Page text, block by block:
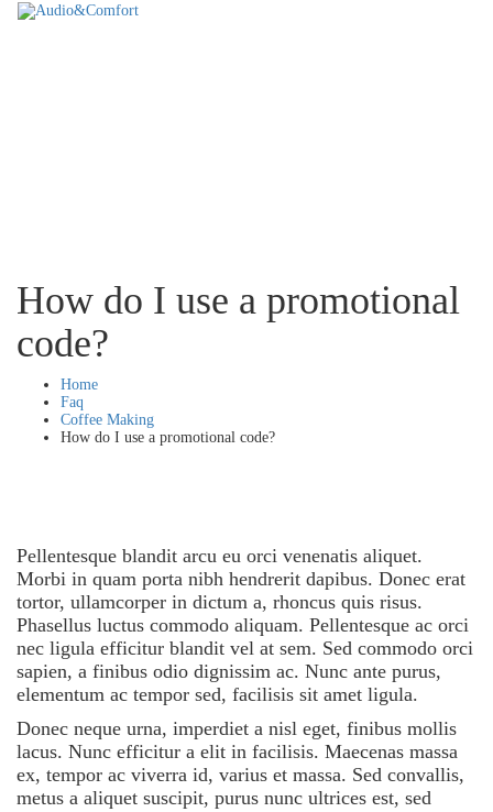
How do I use a promotional
code?
Home
Faq
Coffee Making
How do I use a promotional code?
Pellentesque blandit arcu eu orci venenatis aliquet.
Morbi in quam porta nibh hendrerit dapibus. Donec erat
tortor, ullamcorper in dictum a, rhoncus quis risus.
Phasellus luctus commodo aliquam. Pellentesque ac orci
nec ligula efficitur blandit vel at sem. Sed commodo orci
sapien, a finibus odio dignissim ac. Nunc ante purus,
elementum ac tempor sed, facilisis sit amet ligula.
Donec neque urna, imperdiet a nisl eget, finibus mollis
lacus. Nunc efficitur a elit in facilisis. Maecenas massa
ex, tempor ac viverra id, varius et massa. Sed convallis,
metus a aliquet suscipit, purus nunc ultrices est, sed